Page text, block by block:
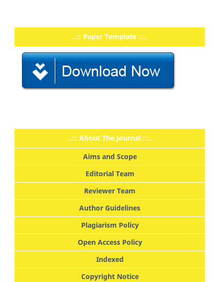
..:: Paper Template ::..
..:: About The Journal ::..
Aims and Scope
Editorial Team
Reviewer Team
Author Guidelines
Plagiarism Policy
Open Access Policy
Indexed
Copyright Notice